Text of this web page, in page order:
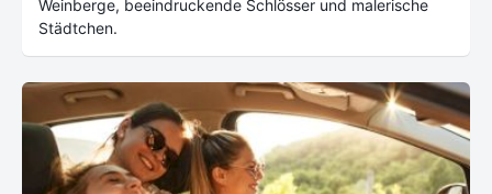
Weinberge, beeindruckende Schlösser und malerische
Städtchen.